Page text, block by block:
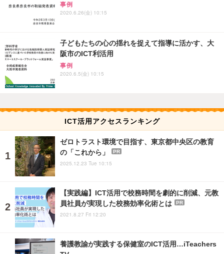
事例
2020.6.26(金) 10:15
子どもたちの心の揺れを捉えて指導に活かす、大
阪市のICT利活用
事例
2020.6.5(金) 10:15
ICT活用アクセスランキング
ゼロトラスト環境で目指す、東京都中央区の教育
の「これから」
PR
2025.12.23 Tue 10:15
【実践編】ICT活用で校務時間を劇的に削減、元教
員社員が実現した校務効率化術とは
PR
2021.8.27 Fri 12:20
養護教諭が実践する保健室のICT活用…iTeachers